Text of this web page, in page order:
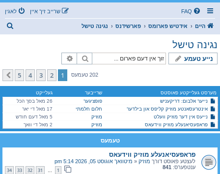
FAQ לאגין שרייב זיך איין
היים אידטיש פארומס פארשידנס נגינה טישל
נגינה טישל
נייע טעמע זוך
202 טעמעס 1
2
3
4
5
קומענדיגע
מערסט געלייקטע פאוסטס שרייבער
געלייקט
נייער אלבום: דריקעניש
פופציגער
26 מאל בסך הכל
אינטרעסאנטע מוזיק קליפס און בילדער
חלום חלמתי
17 מאל די יאר
נייעס אין דער מוזיק וועלט
מוזיק
5 מאל דעם חודש
פראפעסיאנעלע מוזיק ווידעאס
מוזיק 2 מאל די וואך
טעמעס
פראפעסיאנעלע מוזיק ווידעאס
לעצטע פאוסט דורך מוזיק « מיטוואך אוגוסט 05, 2026 5:14 pm
ענטפערס: 841
1
…
31
32
33
34